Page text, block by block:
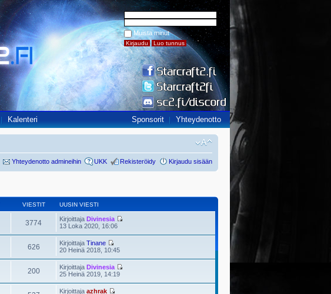
Muista minut
Kalenteri Sponsorit Yhteydenotto
Yhteydenotto admineihin UKK Rekisteröidy Kirjaudu sisään
VIESTIT UUSIN VIESTI
3774 Kirjoittaja Divinesia
13 Loka 2020, 16:06
626 Kirjoittaja Tinane
20 Heinä 2018, 10:45
200 Kirjoittaja Divinesia
25 Heinä 2019, 14:19
Kirjoittaja azhrak